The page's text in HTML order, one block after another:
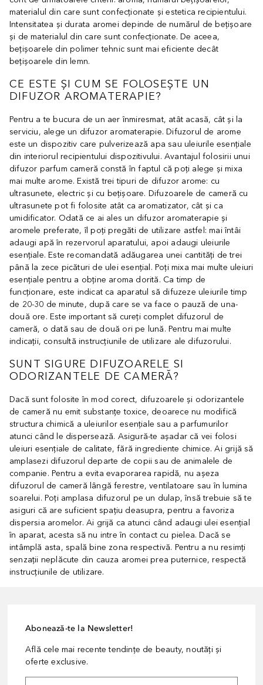
materialul din care sunt confecționate și estetica recipientului.
Intensitatea și durata aromei depinde de numărul de bețișoare
și de materialul din care sunt confecționate. De aceea,
bețișoarele din polimer tehnic sunt mai eficiente decât
bețișoarele din lemn.
CE ESTE ȘI CUM SE FOLOSEȘTE UN
DIFUZOR AROMATERAPIE?
Pentru a te bucura de un aer înmiresmat, atât acasă, cât și la
serviciu, alege un difuzor aromaterapie. Difuzorul de arome
este un dispozitiv care pulverizează apa sau uleiurile esențiale
din interiorul recipientului dispozitivului. Avantajul folosirii unui
difuzor parfum cameră constă în faptul că poți alege și mixa
mai multe arome. Există trei tipuri de difuzor arome: cu
ultrasunete, electric și cu bețișoare. Difuzoarele de cameră cu
ultrasunete pot fi folosite atât ca aromatizator, cât și ca
umidificator. Odată ce ai ales un difuzor aromaterapie și
aromele preferate, îl poți pregăti de utilizare astfel: mai întâi
adaugi apă în rezervorul aparatului, apoi adaugi uleiurile
esențiale. Este recomandată adăugarea unei cantități de trei
până la zece picături de ulei esențial. Poți mixa mai multe uleiuri
esențiale pentru a obține aroma dorită. Ca timp de
funcționare, este indicat ca aparatul să difuzeze uleiurile timp
de 20-30 de minute, după care se va face o pauză de una-
două ore. Este important să cureți complet difuzorul de
cameră, o dată sau de două ori pe lună. Pentru mai multe
indicații, consultă instrucțiunile de utilizare ale difuzorului.
SUNT SIGURE DIFUZOARELE SI
ODORIZANTELE DE CAMERĂ?
Dacă sunt folosite în mod corect, difuzoarele și odorizantele
de cameră nu emit substanțe toxice, deoarece nu modifică
structura chimică a uleiurilor esențiale sau a parfumurilor
atunci când le dispersează. Asigură-te așadar că vei folosi
uleiuri esențiale de calitate, fără ingrediente chimice. Ai grijă să
amplasezi difuzorul departe de copii sau de animalele de
companie. Pentru a evita evaporarea rapidă, nu așeza
difuzorul de cameră lângă ferestre, ventilatoare sau în lumina
soarelui. Poți amplasa difuzorul pe un dulap, însă trebuie să te
asiguri că are suficient spațiu deasupra, pentru a favoriza
dispersia aromelor. Ai grijă ca atunci când adaugi ulei esențial
în aparat, acesta să nu intre în contact cu pielea. Dacă se
intâmplă asta, spală bine zona respectivă. Pentru a nu resimți
senzații neplăcute din cauza aromei prea puternice, respectă
instrucțiunile de utilizare.
Abonează-te la Newsletter!
Află cele mai recente tendințe de beauty, noutăți și
oferte exclusive.